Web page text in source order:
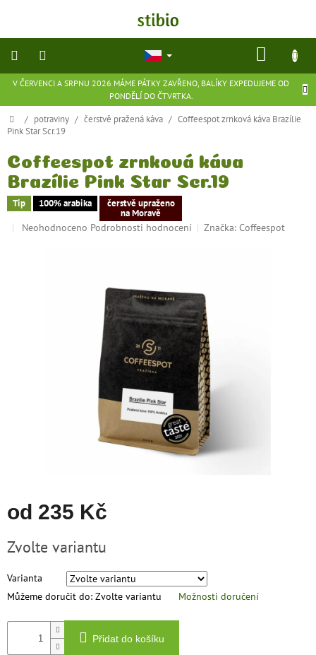
V ČERVENCI A SRPNU 2026 MÁME PÁTKY ZAVŘENO, BALÍKY EXPEDUJEME OD
PONDĚLÍ DO ČTVRTKA.
přírodní
doplňky
potraviny
ekologické
hračky
Domů
/ potraviny / čerstvě pražená káva / Coffeespot zrnková káva Brazílie
Pink Star Scr.19
Coffeespot zrnková káva
Brazílie Pink Star Scr.19
Tip 100% arabika
čerstvě upraženo
na Moravě
Průměrné
Neohodnoceno Podrobnosti hodnocení Značka: Coffeespot
od 235 Kč
cena:
Zvolte variantu
Varianta
Můžeme doručit do: Zvolte variantu Možnosti doručení
Přidat do košíku